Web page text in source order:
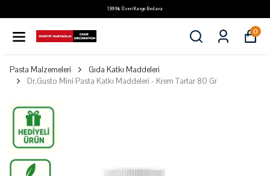
1.999₺ Üzeri Kargo Bedava
0
Pasta Malzemeleri
Gıda Katkı Maddeleri
Dr.Gusto Mini Pasta Katkı Maddeleri - Krem Tartar 80 Gr